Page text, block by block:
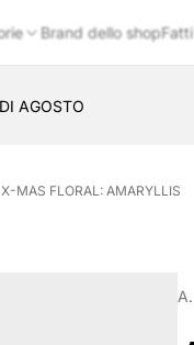
Brand dello shop
AGOSTO
MAS FLORAL: AMARYLLIS